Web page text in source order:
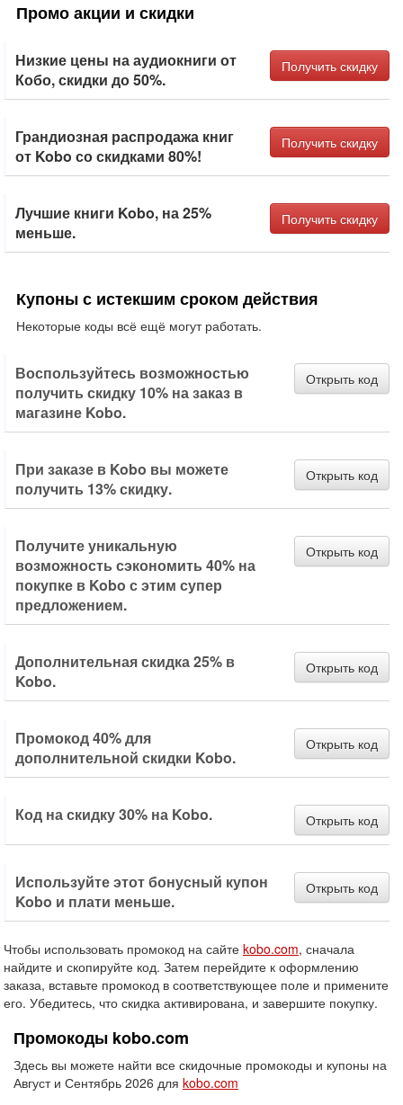
Промо акции и скидки
Низкие цены на аудиокниги от
Кобо, скидки до 50%.
Получить скидку
Грандиозная распродажа книг
от Kobo со скидками 80%!
Получить скидку
Лучшие книги Kobo, на 25%
меньше.
Получить скидку
Купоны с истекшим сроком действия
Некоторые коды всё ещё могут работать.
Воспользуйтесь возможностью
получить скидку 10% на заказ в
магазине Kobo.
Открыть код
При заказе в Kobo вы можете
получить 13% скидку.
Открыть код
Получите уникальную
возможность сэкономить 40% на
покупке в Kobo с этим супер
предложением.
Открыть код
Дополнительная скидка 25% в
Kobo.
Открыть код
Промокод 40% для
дополнительной скидки Kobo.
Открыть код
Код на скидку 30% на Kobo. Открыть код
Используйте этот бонусный купон
Kobo и плати меньше.
Открыть код
Чтобы использовать промокод на сайте kobo.com, сначала
найдите и скопируйте код. Затем перейдите к оформлению
заказа, вставьте промокод в соответствующее поле и примените
его. Убедитесь, что скидка активирована, и завершите покупку.
Промокоды kobo.com
Здесь вы можете найти все скидочные промокоды и купоны на
Август и Сентябрь 2026 для kobo.com